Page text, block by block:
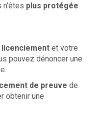
plus protégée
licenciement et votre
pouvez dénoncer une
de preuve de
obtenir une